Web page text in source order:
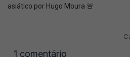
asiático por Hugo Moura 🚨